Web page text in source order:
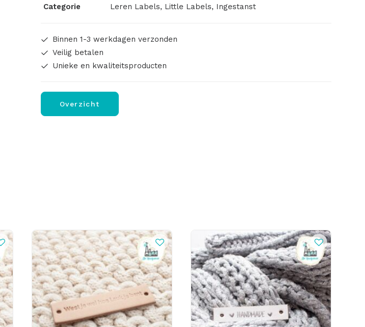
Categorie
Leren Labels, Little Labels, Ingestanst
Binnen 1-3 werkdagen verzonden
Veilig betalen
Unieke en kwaliteitsproducten
Overzicht